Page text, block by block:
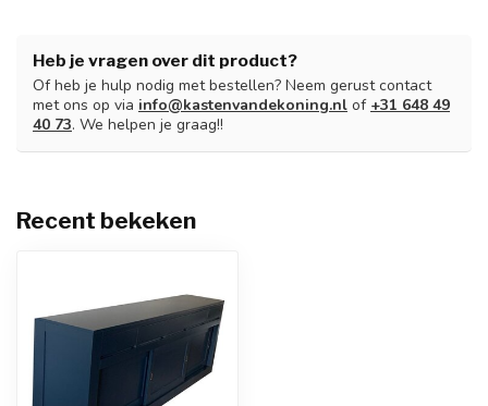
Heb je vragen over dit product?
Of heb je hulp nodig met bestellen? Neem gerust contact
met ons op via info@kastenvandekoning.nl of +31 648 49
40 73. We helpen je graag!!
Recent bekeken